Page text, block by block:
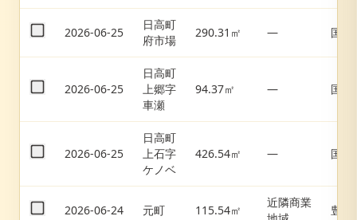
2026-06-25
日高町
府市場
290.31㎡ — 国府
2026-06-25
日高町
上郷字
車瀬
94.37㎡ — 国府
2026-06-25
日高町
上石字
ケノベ
426.54㎡ — 国府
2026-06-24 元町 115.54㎡
近隣商業
豊岡